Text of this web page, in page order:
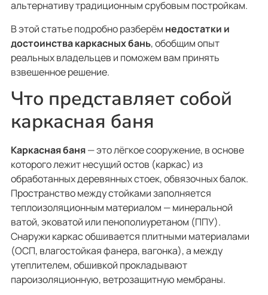
альтернативу традиционным срубовым постройкам.
В этой статье подробно разберём недостатки и
достоинства каркасных бань, обобщим опыт
реальных владельцев и поможем вам принять
взвешенное решение.
Что представляет собой
каркасная баня
Каркасная баня— это лёгкое сооружение, в основе
которого лежит несущий остов (каркас) из
обработанных деревянных стоек, обвязочных балок.
Пространство между стойками заполняется
теплоизоляционным материалом — минеральной
ватой, эковатой или пенополиуретаном (ППУ).
Снаружи каркас обшивается плитными материалами
(ОСП, влагостойкая фанера, вагонка), а между
утеплителем, обшивкой прокладывают
пароизоляционную, ветрозащитную мембраны.